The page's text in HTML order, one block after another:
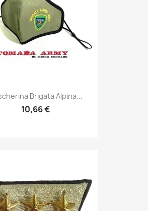
Anteprima
Brigata Alpina...
10,66 €